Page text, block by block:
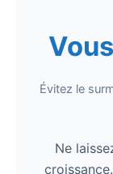
Évitez le
Ne